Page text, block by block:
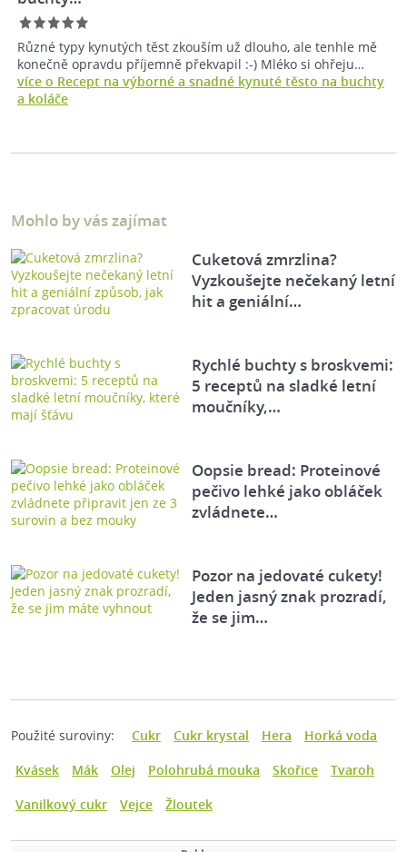
Různé typy kynutých těst zkouším už dlouho, ale tenhle mě
konečně opravdu příjemně překvapil :-) Mléko si ohřeju…
více o Recept na výborné a snadné kynuté těsto na buchty
a koláče
Mohlo by vás zajímat
Cuketová zmrzlina?
Vyzkoušejte nečekaný letní
hit a geniální…
Rychlé buchty s broskvemi:
5 receptů na sladké letní
moučníky,…
Oopsie bread: Proteinové
pečivo lehké jako obláček
zvládnete…
Pozor na jedovaté cukety!
Jeden jasný znak prozradí,
že se jim…
Použité suroviny: Cukr Cukr krystal Hera
Horká voda
Kvásek
Mák Olej Polohrubá mouka Skořice
Tvaroh
Vanilkový cukr
Vejce Žloutek